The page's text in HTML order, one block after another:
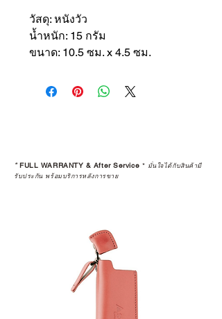
วัสดุ: หนังวัว
น้ำหนัก: 15 กรัม
ขนาด: 10.5 ซม. x 4.5 ซม.
*FULL WARRANTY & After Service * มั่นใจได้กับสินค้ามี
รับประกัน พร้อมบริการหลังการขาย